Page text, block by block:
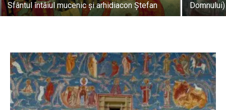
Sfântul întâiul mucenic şi arhidiacon Ştefan
Domnului)